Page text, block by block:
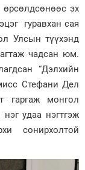
өрсөлдсөнөөс эх
гуравхан сая
Улсын түүхэнд
чадсан юм.
“Дэлхийн
Стефани Дел
гаргаж монгол
удаа нэгтгэж
сонирхолтой